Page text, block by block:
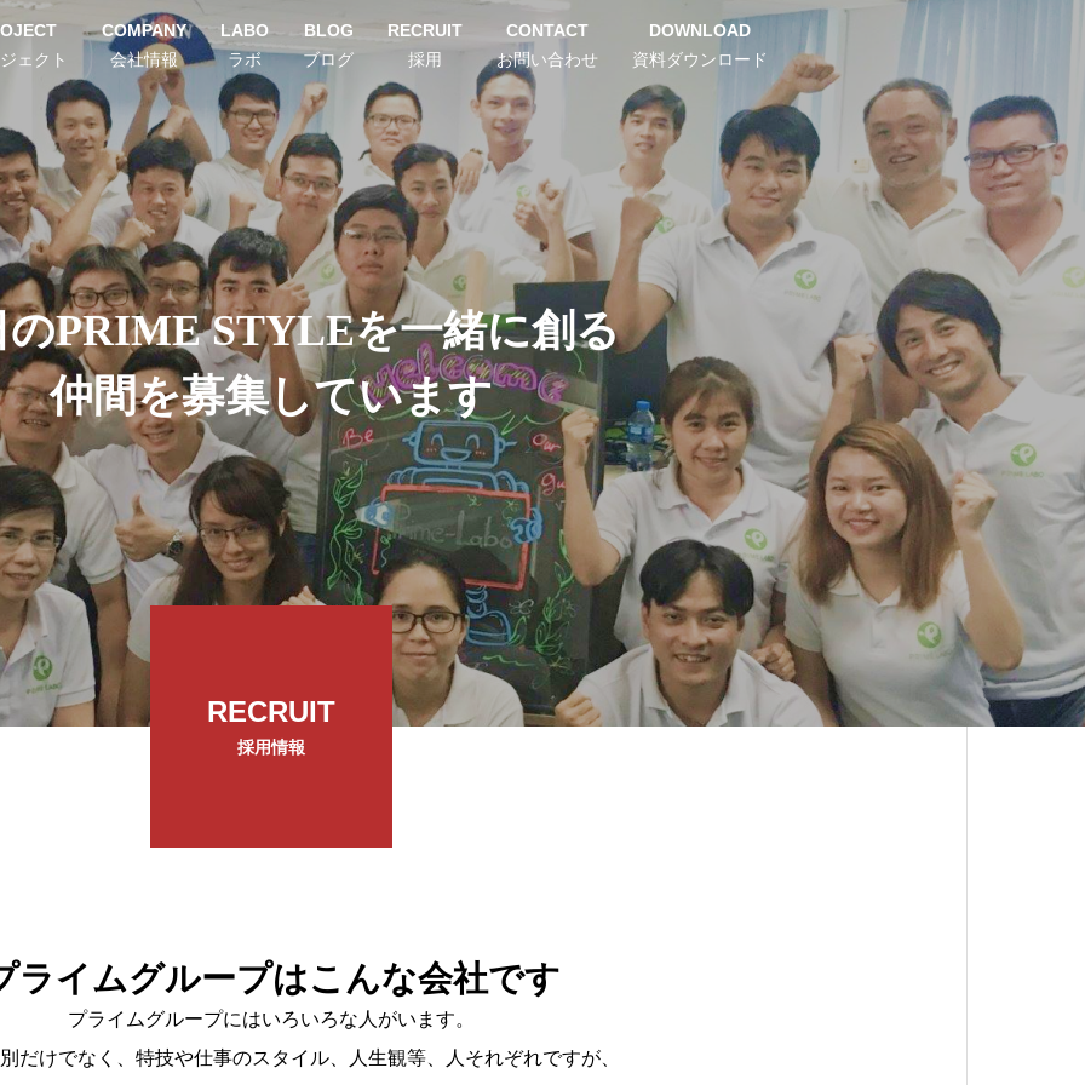
ェクト
COMPANY
会社情報
LABO
ラボ
BLOG
ブログ
RECRUIT
採用
CONTACT
お問い合わせ
DOWNLOAD
資料ダウンロード
のPRIME STYLEを一緒に創る
仲間を募集しています
RECRUIT
採用情報
ライムグループはこんな会社です
プライムグループにはいろいろな人がいます。
だけでなく、特技や仕事のスタイル、人生観等、人それぞれですが、